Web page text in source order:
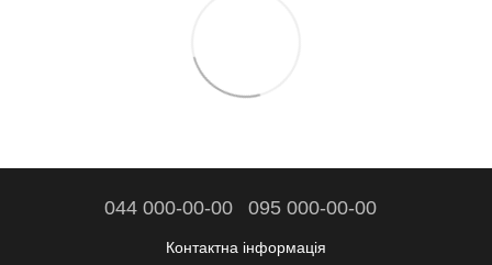
044 000-00-00 095 000-00-00
Контактна інформація